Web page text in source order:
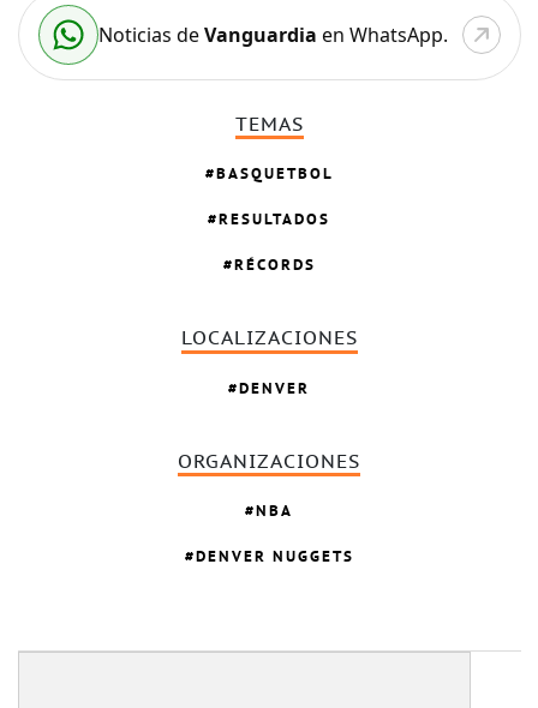
Noticias deVanguardia en WhatsApp.
TEMAS
BASQUETBOL
RESULTADOS
RÉCORDS
LOCALIZACIONES
DENVER
ORGANIZACIONES
NBA
DENVER NUGGETS